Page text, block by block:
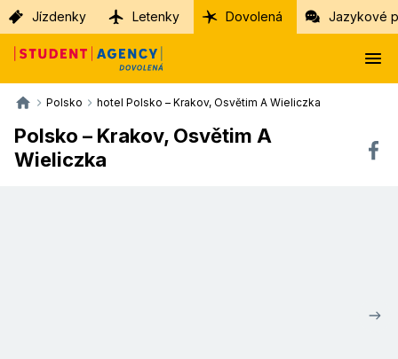
Jízdenky Letenky Dovolená Jazykové
Polsko hotel Polsko – Krakov, Osvětim A Wieliczka
Polsko – Krakov, Osvětim A
Wieliczka